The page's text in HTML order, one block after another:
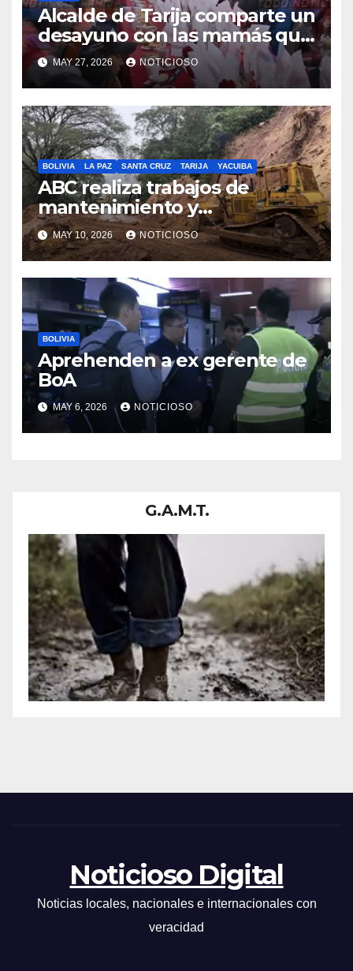
Alcalde de Tarija comparte un
desayuno con las mamás que
trabajan en EMAT, resaltando
la sacrificada labor que
desempeñan en beneficio de
la población
MAY 27, 2026 NOTICIOSO
BOLIVIA LA PAZ SANTA CRUZ TARIJA YACUIBA
ABC realiza trabajos de
mantenimiento y
conservación vial en la ruta a
los Valles cruceños
MAY 10, 2026 NOTICIOSO
BOLIVIA
Aprehenden a ex gerente de
BoA
MAY 6, 2026 NOTICIOSO
G.A.M.T.
Noticioso Digital
Noticias locales, nacionales e internacionales con
veracidad